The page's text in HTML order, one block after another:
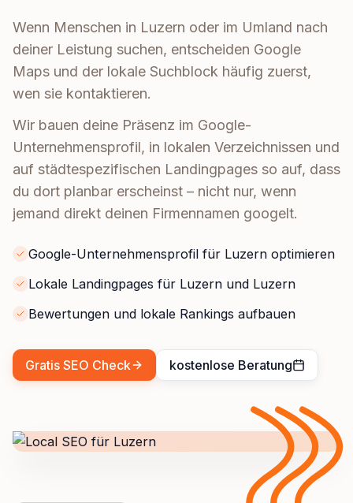
Wenn Menschen in Luzern oder im Umland nach
deiner Leistung suchen, entscheiden Google
Maps und der lokale Suchblock häufig zuerst,
wen sie kontaktieren.
Wir bauen deine Präsenz im Google-
Unternehmensprofil, in lokalen Verzeichnissen und
auf städtespezifischen Landingpages so auf, dass
du dort planbar erscheinst – nicht nur, wenn
jemand direkt deinen Firmennamen googelt.
Google-Unternehmensprofil für Luzern optimieren
Lokale Landingpages für Luzern und Luzern
Bewertungen und lokale Rankings aufbauen
Gratis SEO Check kostenlose Beratung